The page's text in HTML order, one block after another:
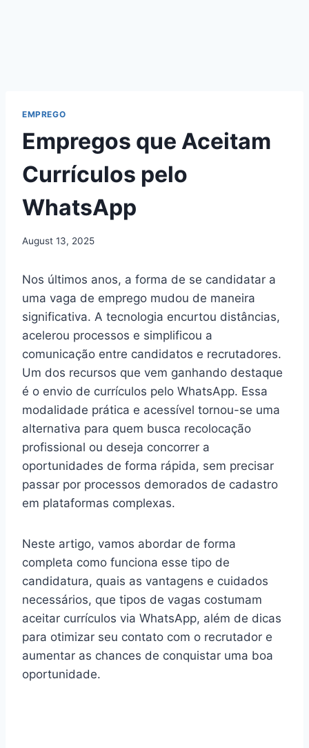
EMPREGO
Empregos que Aceitam
Currículos pelo
WhatsApp
August 13, 2025
Nos últimos anos, a forma de se candidatar a
uma vaga de emprego mudou de maneira
significativa. A tecnologia encurtou distâncias,
acelerou processos e simplificou a
comunicação entre candidatos e recrutadores.
Um dos recursos que vem ganhando destaque
é o envio de currículos pelo WhatsApp. Essa
modalidade prática e acessível tornou-se uma
alternativa para quem busca recolocação
profissional ou deseja concorrer a
oportunidades de forma rápida, sem precisar
passar por processos demorados de cadastro
em plataformas complexas.
Neste artigo, vamos abordar de forma
completa como funciona esse tipo de
candidatura, quais as vantagens e cuidados
necessários, que tipos de vagas costumam
aceitar currículos via WhatsApp, além de dicas
para otimizar seu contato com o recrutador e
aumentar as chances de conquistar uma boa
oportunidade.